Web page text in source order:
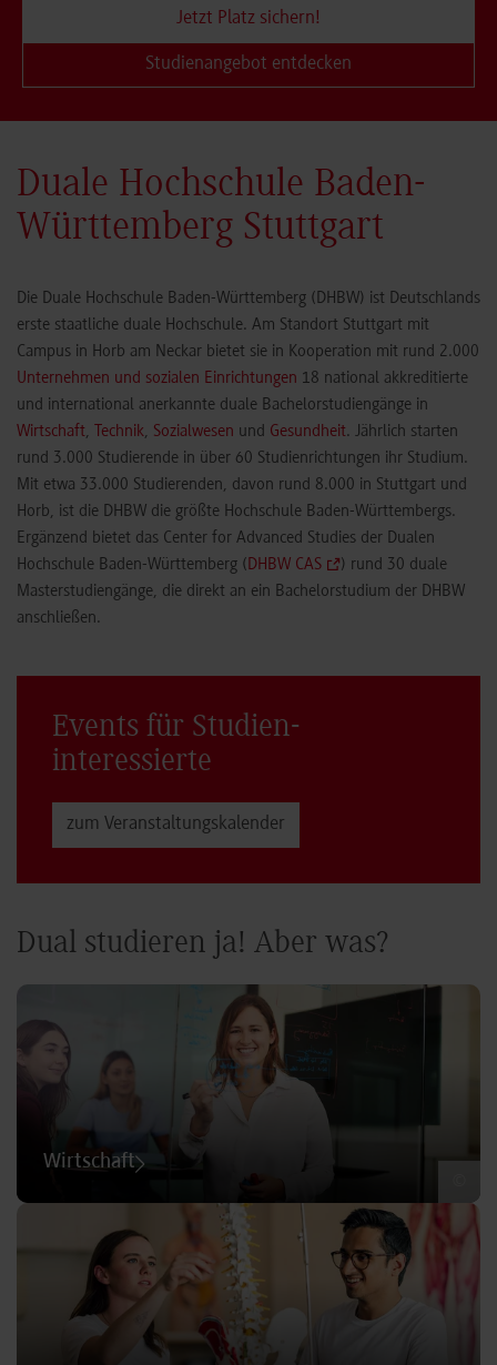
Jetzt Platz sichern!
Studienangebot entdecken
Duale Hochschule Baden-
Württemberg Stuttgart
Die Duale Hochschule Baden-Württemberg (DHBW) ist Deutschlands
erste staatliche duale Hochschule. Am Standort Stuttgart mit
Campus in Horb am Neckar bietet sie in Kooperation mit rund 2.000
Unternehmen und sozialen Einrichtungen 18 national akkreditierte
und international anerkannte duale Bachelorstudiengänge in
Wirtschaft, Technik, Sozialwesen und Gesundheit. Jährlich starten
rund 3.000 Studierende in über 60 Studienrichtungen ihr Studium.
Mit etwa 33.000 Studierenden, davon rund 8.000 in Stuttgart und
Horb, ist die DHBW die größte Hochschule Baden-Württembergs.
Ergänzend bietet das Center for Advanced Studies der Dualen
Hochschule Baden-Württemberg (DHBW CAS
) rund 30 duale
Masterstudiengänge, die direkt an ein Bachelorstudium der DHBW
anschließen.
Events für Studien­
interessierte
zum Veranstaltungs­kalender
Dual studieren ja! Aber was?
Wirtschaft